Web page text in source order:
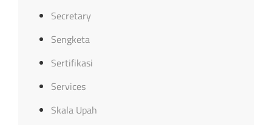
Secretary
Sengketa
Sertifikasi
Services
Skala Upah